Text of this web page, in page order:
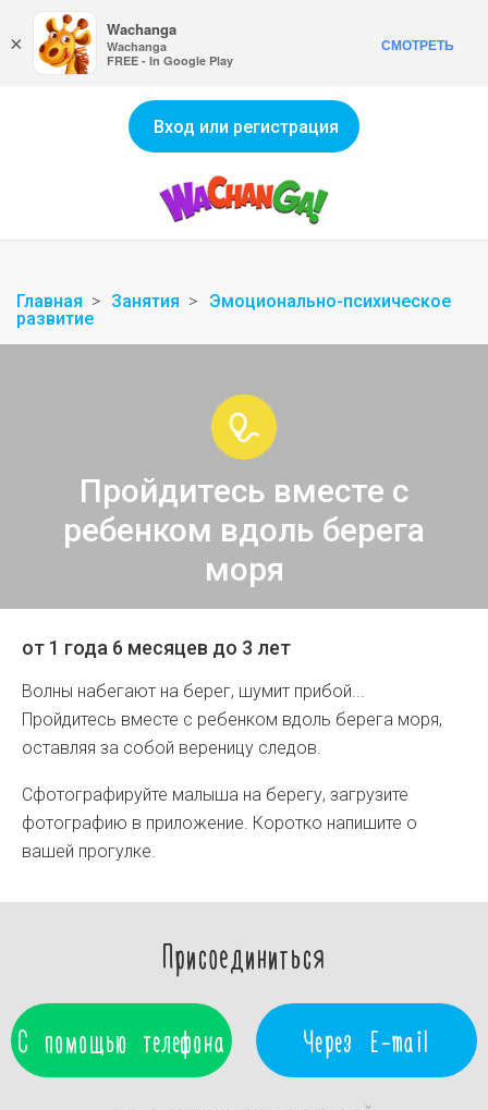
Вход или регистрация
Главная Занятия
Эмоционально-психическое
развитие
Пройдитесь вместе с
ребенком вдоль берега
моря
от 1 года 6 месяцев до 3 лет
Волны набегают на берег, шумит прибой...
Пройдитесь вместе с ребенком вдоль берега моря,
оставляя за собой вереницу следов.
Сфотографируйте малыша на берегу, загрузите
фотографию в приложение. Коротко напишите о
вашей прогулке.
Присоединиться
С помощью телефона Через E-mail
×
Wachanga
Wachanga
FREE - In Google Play
СМОТРЕТЬ